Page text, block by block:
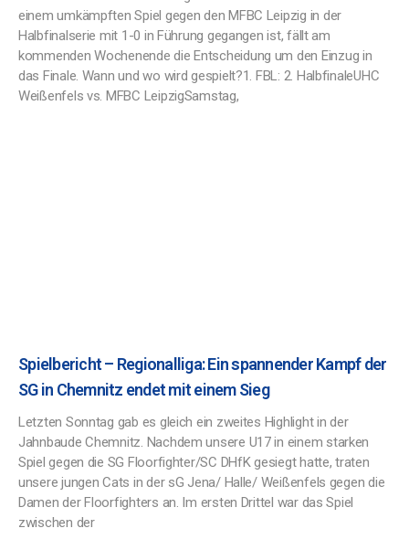
einem umkämpften Spiel gegen den MFBC Leipzig in der
Halbfinalserie mit 1-0 in Führung gegangen ist, fällt am
kommenden Wochenende die Entscheidung um den Einzug in
das Finale. Wann und wo wird gespielt?1. FBL: 2. HalbfinaleUHC
Weißenfels vs. MFBC LeipzigSamstag,
Spielbericht – Regionalliga: Ein spannender Kampf der
SG in Chemnitz endet mit einem Sieg
Letzten Sonntag gab es gleich ein zweites Highlight in der
Jahnbaude Chemnitz. Nachdem unsere U17 in einem starken
Spiel gegen die SG Floorfighter/SC DHfK gesiegt hatte, traten
unsere jungen Cats in der sG Jena/ Halle/ Weißenfels gegen die
Damen der Floorfighters an. Im ersten Drittel war das Spiel
zwischen der